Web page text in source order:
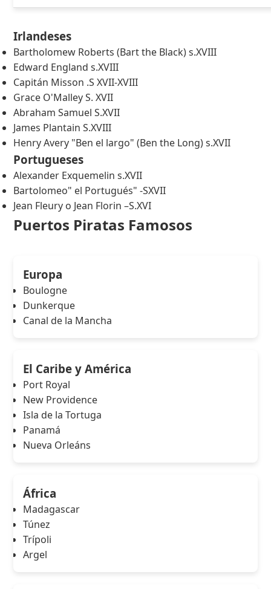
Irlandeses
Bartholomew Roberts (Bart the Black) s.XVIII
Edward England s.XVIII
Capitán Misson .S XVII-XVIII
Grace O'Malley S. XVII
Abraham Samuel S.XVII
James Plantain S.XVIII
Henry Avery "Ben el largo" (Ben the Long) s.XVII
Portugueses
Alexander Exquemelin s.XVII
Bartolomeo" el Portugués" -SXVII
Jean Fleury o Jean Florin –S.XVI
Puertos Piratas Famosos
Europa
Boulogne
Dunkerque
Canal de la Mancha
El Caribe y América
Port Royal
New Providence
Isla de la Tortuga
Panamá
Nueva Orleáns
África
Madagascar
Túnez
Trípoli
Argel